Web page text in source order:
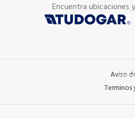
Encuentra ubicaciones
Aviso